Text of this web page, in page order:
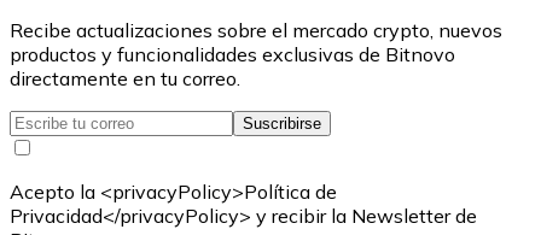
Recibe actualizaciones sobre el mercado crypto, nuevos
productos y funcionalidades exclusivas de Bitnovo
directamente en tu correo.
Suscribirse
Acepto la <privacyPolicy>Política de
Privacidad</privacyPolicy> y recibir la Newsletter de